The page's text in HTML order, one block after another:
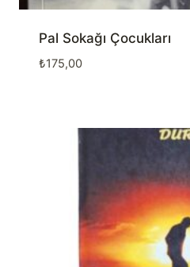
Pal Sokağı Çocukları
₺175,00